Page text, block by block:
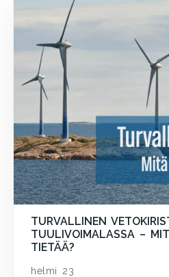
TURVALLINEN
TUULIVOIMALASSA –
TIETÄÄ?
helmi 23